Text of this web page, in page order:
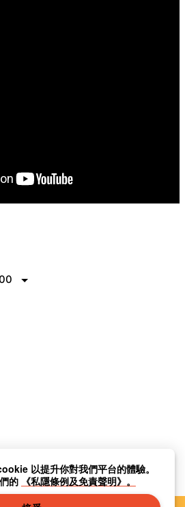
以提升你對我們平台的體驗。
的 《私隱條例及免責聲明》。